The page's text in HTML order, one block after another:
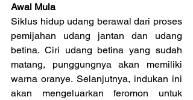
Awal Mula
Siklus hidup udang berawal dari proses
pemijahan udang jantan dan udang
betina. Ciri udang betina yang sudah
matang, punggungnya akan memiliki
warna oranye. Selanjutnya, indukan ini
akan mengeluarkan feromon untuk